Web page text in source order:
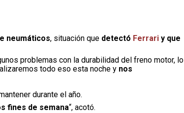
neumáticos, situación que detectó Ferrari y que
problemas con la durabilidad del freno motor, lo
todo eso esta noche y nos
durante el año.
fines de semana“, acotó.